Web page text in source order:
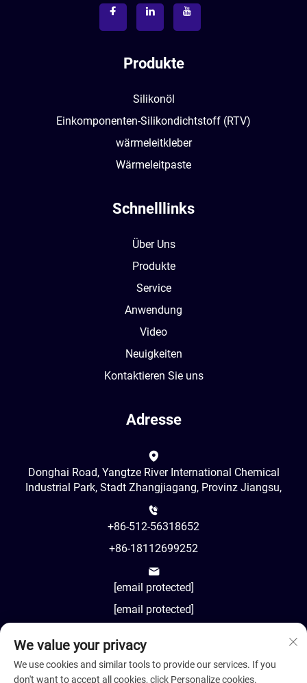
Produkte
Silikonöl
Einkomponenten-Silikondichtstoff (RTV)
wärmeleitkleber
Wärmeleitpaste
Schnelllinks
Über Uns
Produkte
Service
Anwendung
Video
Neuigkeiten
Kontaktieren Sie uns
Adresse
Donghai Road, Yangtze River International Chemical
Industrial Park, Stadt Zhangjiagang, Provinz Jiangsu,
+86-512-56318652
+86-18112699252
[email protected]
[email protected]
AM8:00-PM18:00
We value your privacy
We use cookies and similar tools to provide our services. If you
don't want to accept all cookies, click Personalize cookies.